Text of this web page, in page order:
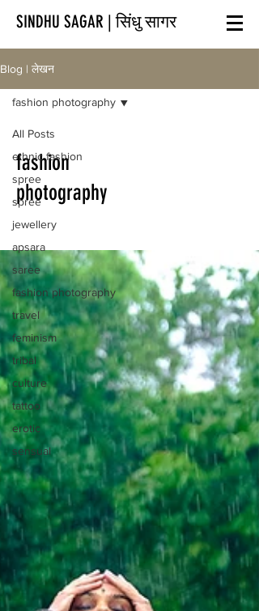
SINDHU SAGAR | सिंधु सागर
Blog | लेखन
All Posts
ethnic fashion
spree
spree
jewellery
apsara
saree
fashion photography
travel
feminism
tribal
culture
tattoo
erotic
sensual
fashion photography
fashion
photography